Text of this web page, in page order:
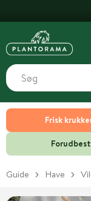
Frisk
Guide Have